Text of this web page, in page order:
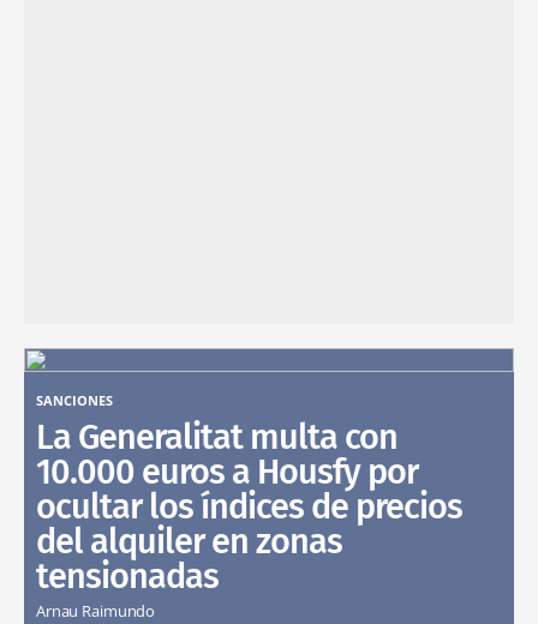
SANCIONES
La Generalitat multa con
10.000 euros a Housfy por
ocultar los índices de precios
del alquiler en zonas
tensionadas
Arnau Raimundo